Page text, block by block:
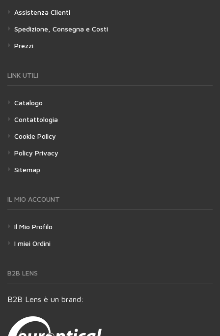
Assistenza Clienti
Spedizione, Consegna e Costi
Prezzi
LINK UTILI
Catalogo
Contattologia
Cookie Policy
Policy Privacy
Sitemap
IL MIO ACCOUNT
Il Mio Profilo
I miei Ordini
B2B LENS
B2B Lens è un brand: